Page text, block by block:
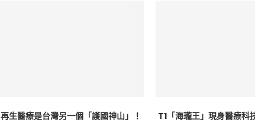
再生醫療是台灣另一個「護國神山」！
T1「海瓏王」現身醫療